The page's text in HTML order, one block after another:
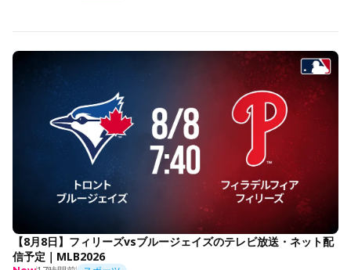
【8月8日】フィリーズvsブルージェイズのテレビ放送・ネット配
信予定｜MLB2026